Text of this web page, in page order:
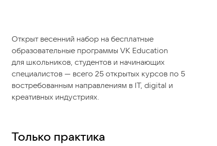
Только практика
Открыт весенний набор на бесплатные
образовательные программы VK Education
для школьников, студентов и начинающих
специалистов — всего 25 открытых курсов по 5
востребованным направлениям в IT, digital и
креативных индустриях.